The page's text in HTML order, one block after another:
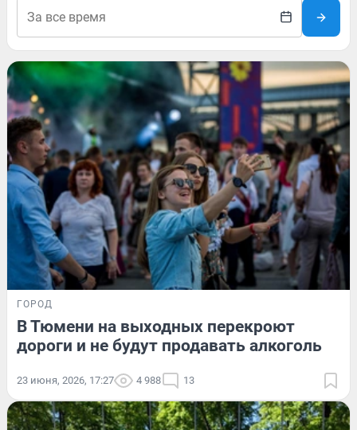
ГОРОД
В Тюмени на выходных перекроют
дороги и не будут продавать алкоголь
23 июня, 2026, 17:27 4 988 13